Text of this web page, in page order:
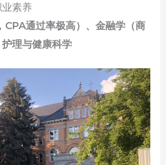
素养
CPA通过率极高）、金融学（商
理与健康科学